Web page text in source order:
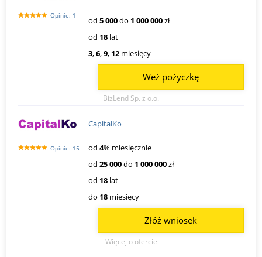
Opinie: 1
od 5 000do 1 000 000zł
od 18 lat
3,6,9, 12 miesięcy
BizLend Sp. z o.o.
Weź pożyczkę
Opinie: 15
CapitalKo
od 4% miesięcznie
od 25 000do 1 000 000zł
od 18 lat
do 18 miesięcy
Więcej o ofercie
Złóż wniosek